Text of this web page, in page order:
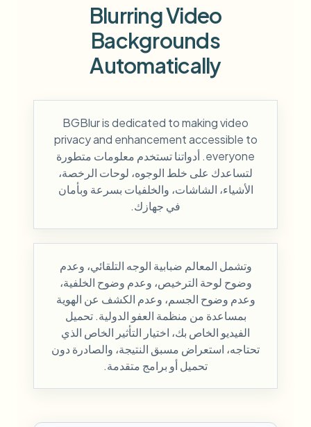
Blurring Video
Backgrounds
Automatically
BGBlur is dedicated to making video
privacy and enhancement accessible to
everyone. أدواتنا تستخدم معلومات متطورة
لتساعدك على خلط الوجوه، لوحات الرخصة،
الأشياء، الشاشات، والخلفيات بسرعة وبأمان
في جهازك.
وتشمل المعالم ضبابية الوجه التلقائي، وعدم
وضوح لوحة الترخيص، وعدم وضوح الخلفية،
وعدم وضوح الجسم، وعدم الكشف عن الهوية
بمساعدة من منظمة العفو الدولية. تحميل
الفيديو الخاص بك، اختيار التأثير الخاص الذي
تحتاجه، استعراض مسبق النتيجة، والصادرة دون
تحميل أو برامج متقدمة.